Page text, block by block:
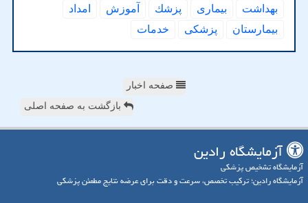
بهداشت بیماری پزشك آموزش
امداد
بیمارستان
پزشكی خدمات
صفحه اخبار
بازگشت به صفحه اصلی
آزمایشگاه رادین
آزمایشگاه تشخیص پزشکی
آزمایشگاه رادین؛ ترکیب تخصص، سرعت و دقت برای عرضه نتایج مطمئن پزشکی